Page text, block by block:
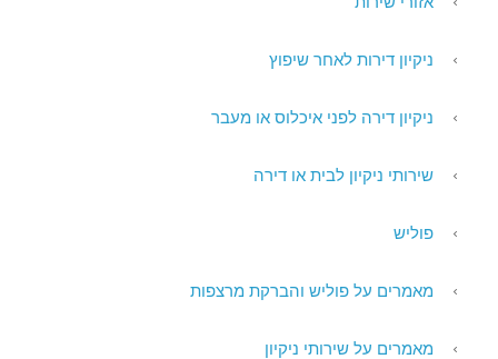
ניקיון דירות לאחר שיפוץ
ניקיון דירה לפני איכלוס או מעבר
שירותי ניקיון לבית או דירה
פוליש
מאמרים על פוליש והברקת מרצפות
מאמרים על שירותי ניקיון